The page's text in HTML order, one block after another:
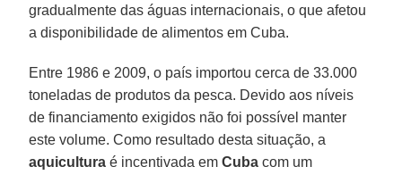
gradualmente das águas internacionais, o que afetou
a disponibilidade de alimentos em Cuba.
Entre 1986 e 2009, o país importou cerca de 33.000
toneladas de produtos da pesca. Devido aos níveis
de financiamento exigidos não foi possível manter
este volume. Como resultado desta situação, a
aquicultura é incentivada emCuba com um